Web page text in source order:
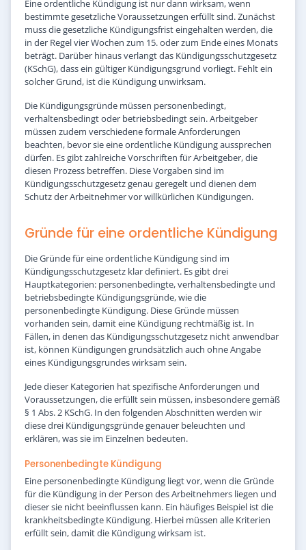
Eine ordentliche Kündigung ist nur dann wirksam, wenn
bestimmte gesetzliche Voraussetzungen erfüllt sind. Zunächst
muss die gesetzliche Kündigungsfrist eingehalten werden, die
in der Regel vier Wochen zum 15. oder zum Ende eines Monats
beträgt. Darüber hinaus verlangt das Kündigungsschutzgesetz
(KSchG), dass ein gültiger Kündigungsgrund vorliegt. Fehlt ein
solcher Grund, ist die Kündigung unwirksam.
Die Kündigungsgründe müssen personenbedingt,
verhaltensbedingt oder betriebsbedingt sein. Arbeitgeber
müssen zudem verschiedene formale Anforderungen
beachten, bevor sie eine ordentliche Kündigung aussprechen
dürfen. Es gibt zahlreiche Vorschriften für Arbeitgeber, die
diesen Prozess betreffen. Diese Vorgaben sind im
Kündigungsschutzgesetz genau geregelt und dienen dem
Schutz der Arbeitnehmer vor willkürlichen Kündigungen.
Gründe für eine ordentliche Kündigung
Die Gründe für eine ordentliche Kündigung sind im
Kündigungsschutzgesetz klar definiert. Es gibt drei
Hauptkategorien: personenbedingte, verhaltensbedingte und
betriebsbedingte Kündigungsgründe, wie die
personenbedingte Kündigung. Diese Gründe müssen
vorhanden sein, damit eine Kündigung rechtmäßig ist. In
Fällen, in denen das Kündigungsschutzgesetz nicht anwendbar
ist, können Kündigungen grundsätzlich auch ohne Angabe
eines Kündigungsgrundes wirksam sein.
Jede dieser Kategorien hat spezifische Anforderungen und
Voraussetzungen, die erfüllt sein müssen, insbesondere gemäß
§ 1 Abs. 2 KSchG. In den folgenden Abschnitten werden wir
diese drei Kündigungsgründe genauer beleuchten und
erklären, was sie im Einzelnen bedeuten.
Personenbedingte Kündigung
Eine personenbedingte Kündigung liegt vor, wenn die Gründe
für die Kündigung in der Person des Arbeitnehmers liegen und
dieser sie nicht beeinflussen kann. Ein häufiges Beispiel ist die
krankheitsbedingte Kündigung. Hierbei müssen alle Kriterien
erfüllt sein, damit die Kündigung wirksam ist.